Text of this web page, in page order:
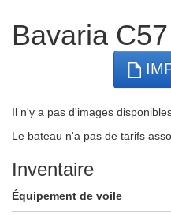
Bavaria C57
Il n'y a pas d'images
Le bateau n'a pas de tarifs
Inventaire
Équipement de voile